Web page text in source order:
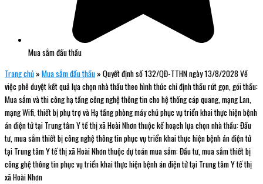
Mua sắm đấu thầu
Trang chủ » Mua sắm đấu thầu » Quyết định số 132/QĐ-TTHN ngày 13/8/2028 Về
việc phê duyệt kết quả lựa chọn nhà thầu theo hình thức chỉ định thầu rút gọn, gói thầu:
Mua sắm và thi công hạ tầng công nghệ thông tin cho hệ thống cáp quang, mạng Lan,
mạng Wifi, thiết bị phụ trợ và Hạ tầng phòng máy chủ phục vụ triển khai thực hiện bệnh
án điện tử tại Trung tâm Y tế thị xã Hoài Nhơn thuộc kế hoạch lựa chọn nhà thầu: Đầu
tư, mua sắm thiết bị công nghệ thông tin phục vụ triển khai thực hiện bệnh án điện tử
tại Trung tâm Y tế thị xã Hoài Nhơn thuộc dự toán mua sắm: Đầu tư, mua sắm thiết bị
công ghệ thông tin phục vụ triển khai thực hiện bệnh án điện tử tại Trung tâm Y tế thị
xã Hoài Nhơn